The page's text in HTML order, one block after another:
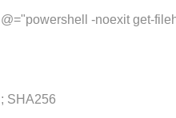
@="powershell -noexit get-
; SHA256